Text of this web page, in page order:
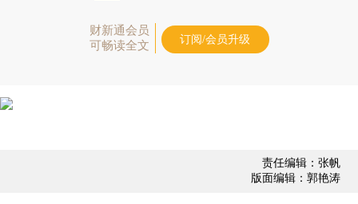
财新通会员
可畅读全文
订阅/会员升级
责任编辑：张帆
版面编辑：郭艳涛